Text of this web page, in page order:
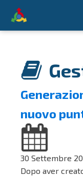
nuovo
30 Settembre
Dopo aver